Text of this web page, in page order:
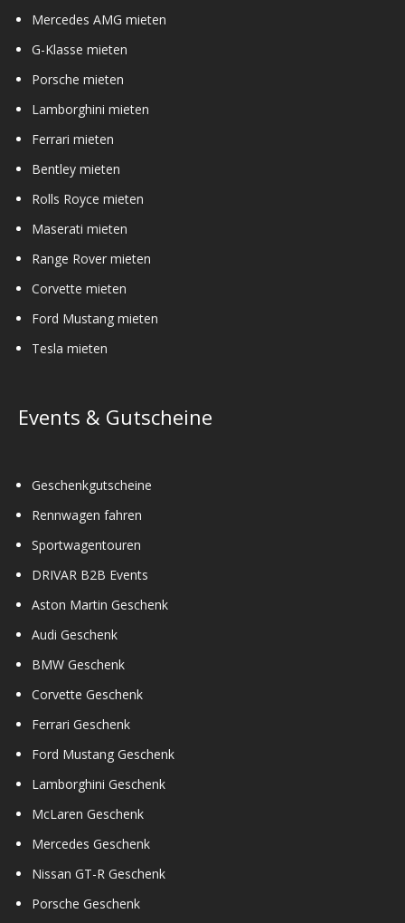
Mercedes AMG mieten
G-Klasse mieten
Porsche mieten
Lamborghini mieten
Ferrari mieten
Bentley mieten
Rolls Royce mieten
Maserati mieten
Range Rover mieten
Corvette mieten
Ford Mustang mieten
Tesla mieten
Events & Gutscheine
Geschenkgutscheine
Rennwagen fahren
Sportwagentouren
DRIVAR B2B Events
Aston Martin Geschenk
Audi Geschenk
BMW Geschenk
Corvette Geschenk
Ferrari Geschenk
Ford Mustang Geschenk
Lamborghini Geschenk
McLaren Geschenk
Mercedes Geschenk
Nissan GT-R Geschenk
Porsche Geschenk